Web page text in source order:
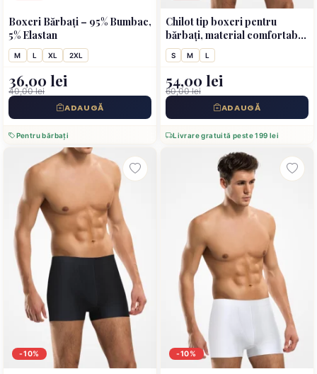
Boxeri Bărbați – 95% Bumbac,
5% Elastan
M L XL 2XL
36,00 lei
40,00 lei
ADAUGĂ
Pentru bărbați
Chilot tip boxeri pentru
bărbați, material comfortabil,
culoare gri
S M L
54,00 lei
60,00 lei
ADAUGĂ
Livrare gratuită peste 199 lei
-10% -10%